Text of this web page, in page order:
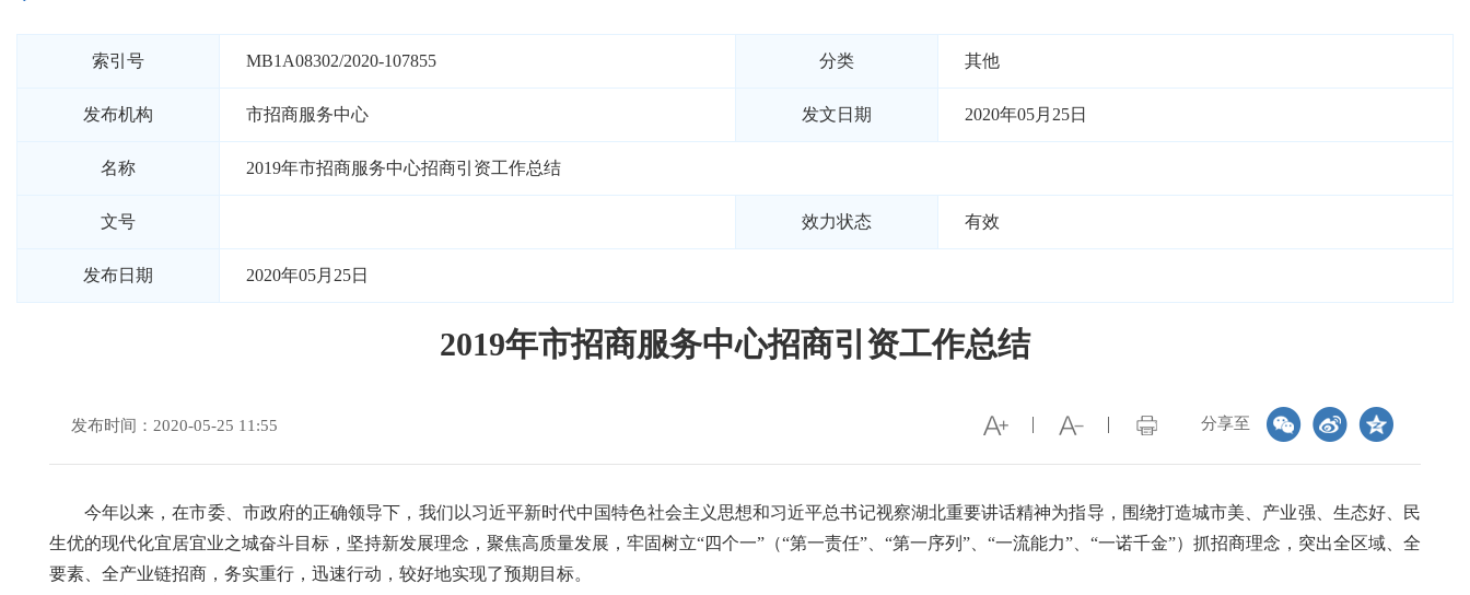
索引号 MB1A08302/2020-107855 分类 其他
发布机构 市招商服务中心 发文日期 2020年05月25日
名称 2019年市招商服务中心招商引资工作总结
文号 效力状态 有效
发布日期 2020年05月25日
2019年市招商服务中心招商引资工作总结
分享至
发布时间：2020-05-25 11:55
今年以来，在市委、市政府的正确领导下，我们以习近平新时代中国特色社会主义思想和习近平总书记视察湖北重要讲话精神为指导，围绕打造城市美、产业强、生态好、民
生优的现代化宜居宜业之城奋斗目标，坚持新发展理念，聚焦高质量发展，牢固树立“四个一”（“第一责任”、“第一序列”、“一流能力”、“一诺千金”）抓招商理念，突出全区域、全
要素、全产业链招商，务实重行，迅速行动，较好地实现了预期目标。